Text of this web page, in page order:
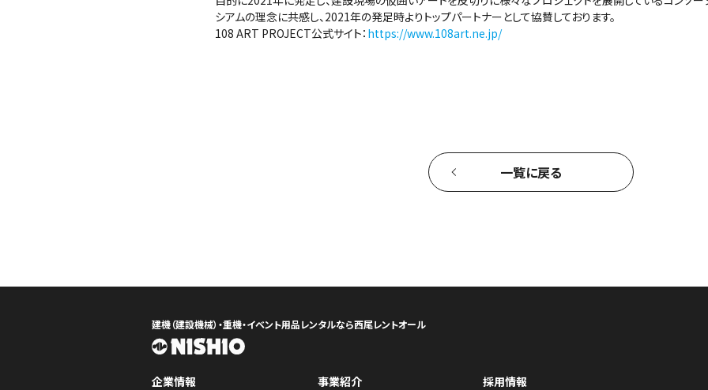
シアムの理念に共感し、2021年の発足時よりトップパートナーとして協賛しております。
108 ART PROJECT公式サイト： https://www.108art.ne.jp/
一覧に戻る
建機（建設機械）・重機・イベント用品レンタルなら西尾レントオール
企業情報 事業紹介 採用情報